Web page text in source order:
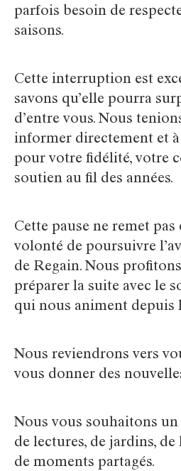
parfois besoin de
saisons.
Cette interruption est
savons qu’elle pourra
d’entre vous. Nous
informer directement et
pour votre fidélité, votre
soutien au fil des années.
Cette pause ne remet pas
volonté de poursuivre
de Regain. Nous
préparer la suite avec le
qui nous animent depuis
Nous reviendrons vers
vous donner des
Nous vous souhaitons un
de lectures, de jardins,
de moments partagés.